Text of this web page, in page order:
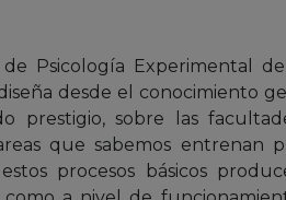
Psicología Experimental
desde el conocimiento
prestigio, sobre las
que sabemos entrenan
procesos básicos